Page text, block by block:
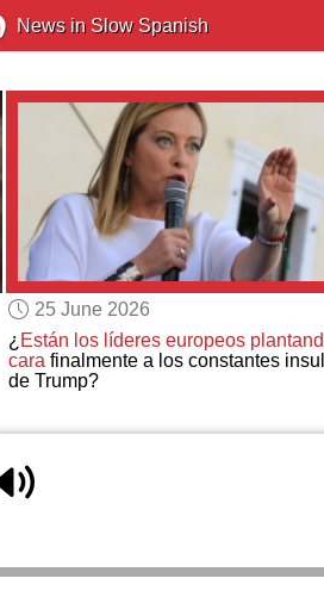
News in Slow Spanish
25 June 2026
¿Están los líderes europeos
carafinalmente a los constantes
de Trump?